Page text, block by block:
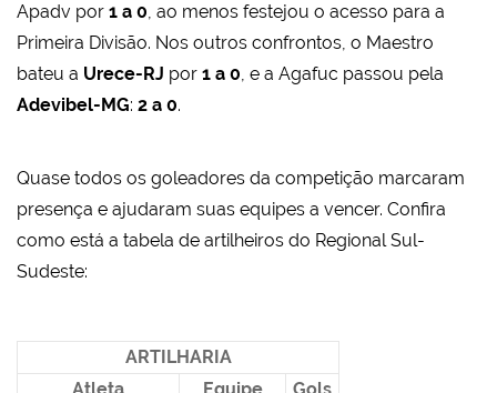
Apadv por 1 a 0, ao menos festejou o acesso para a
Primeira Divisão. Nos outros confrontos, o Maestro
bateu a Urece-RJ por 1 a 0, e a Agafuc passou pela
Adevibel-MG: 2 a 0.
Quase todos os goleadores da competição marcaram
presença e ajudaram suas equipes a vencer. Confira
como está a tabela de artilheiros do Regional Sul-
Sudeste:
ARTILHARIA